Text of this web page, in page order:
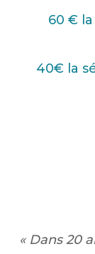
60 €
40€ la
« Dans 20